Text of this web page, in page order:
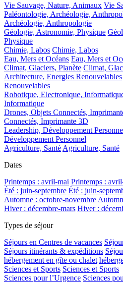
Vie Sauvage, Nature, Animaux Vie
Paléontologie, Archéologie,
Archéologie, Anthropologie
Géologie, Astronomie, Physique
Physique
Chimie, Labos Chimie, Labos
Eau, Mers et Océans Eau, Mers et
Climat, Glaciers, Planète Climat,
Architecture, Energies Renouvelables
Renouvelables
Robotique, Electronique,
Informatique
Drones, Objets Connectés,
Connectés, Imprimante 3D
Leadership, Développement
Développement Personnel
Agriculture, Santé Agriculture, Santé
Dates
Printemps : avril-mai Printemps :
Été : juin-septembre Été : juin-
Automne : octobre-novembre
Hiver : décembre-mars Hiver :
Types de séjour
Séjours en Centres de vacances
Séjours itinérants & expéditions
hébergement en gîte ou chalet
Sciences et Sports Sciences et Sports
Sciences pour l’Urgence Sciences